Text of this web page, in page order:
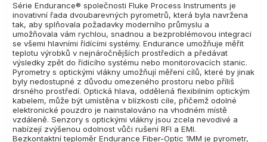
Série Endurance® společnosti Fluke Process Instruments je
inovativní řada dvoubarevných pyrometrů, která byla navržena
tak, aby splňovala požadavky moderního průmyslu a
umožňovala vám rychlou, snadnou a bezproblémovou integraci
se všemi hlavními řídícími systémy. Endurance umožňuje měřit
teplotu výrobků v nejnáročnějších prostředích a předávat
výsledky zpět do řídícího systému nebo monitorovacích stanic.
Pyrometry s optickými vlákny umožňují měření cílů, které by jinak
byly nedostupné z důvodu omezeného prostoru nebo příliš
drsného prostředí. Optická hlava, oddělená flexibilním optickým
kabelem, může být umístěna v blízkosti cíle, přičemž odolné
elektronické pouzdro je nainstalováno na vhodném místě
vzdáleně. Senzory s optickými vlákny jsou zcela nevodivé a
nabízejí zvýšenou odolnost vůči rušení RFI a EMI.
Bezkontaktní teploměr Endurance Fiber-Optic 1MM je pyrometr,